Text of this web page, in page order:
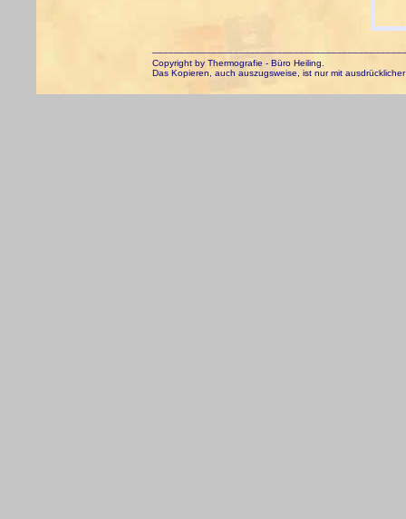
Copyright by Thermografie - Büro Heiling.
Das Kopieren, auch auszugsweise, ist nur mit